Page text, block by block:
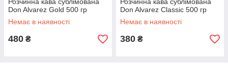
Don Alvarez Gold 500 гр
Немає в наявності
480 ₴
Don Alvarez Classic 500 гр
Немає в наявності
380 ₴